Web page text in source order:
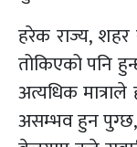
हरेक राज्य,
तोकिएको पनि
अत्यधिक
असम्भव हुन